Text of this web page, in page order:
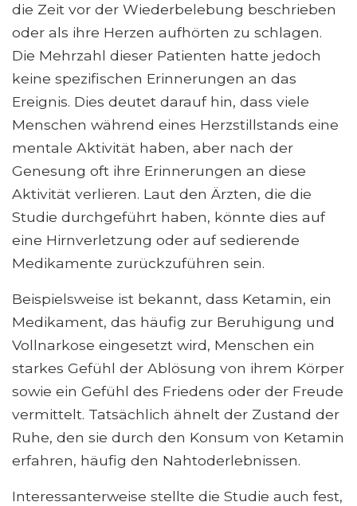
die Zeit vor der Wiederbelebung beschrieben
oder als ihre Herzen aufhörten zu schlagen.
Die Mehrzahl dieser Patienten hatte jedoch
keine spezifischen Erinnerungen an das
Ereignis. Dies deutet darauf hin, dass viele
Menschen während eines Herzstillstands eine
mentale Aktivität haben, aber nach der
Genesung oft ihre Erinnerungen an diese
Aktivität verlieren. Laut den Ärzten, die die
Studie durchgeführt haben, könnte dies auf
eine Hirnverletzung oder auf sedierende
Medikamente zurückzuführen sein.
Beispielsweise ist bekannt, dass Ketamin, ein
Medikament, das häufig zur Beruhigung und
Vollnarkose eingesetzt wird, Menschen ein
starkes Gefühl der Ablösung von ihrem Körper
sowie ein Gefühl des Friedens oder der Freude
vermittelt. Tatsächlich ähnelt der Zustand der
Ruhe, den sie durch den Konsum von Ketamin
erfahren, häufig den Nahtoderlebnissen.
Interessanterweise stellte die Studie auch fest,